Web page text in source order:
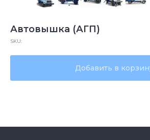
Автовышка (АГП)
SKU:
Добавить в